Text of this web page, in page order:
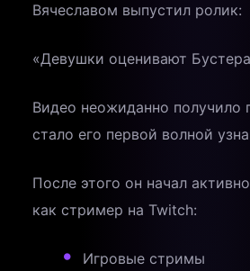
Вячеславом выпустил ролик:
«Девушки оценивают
Видео неожиданно получило
стало его первой волной
После этого он начал
как стример на Twitch:
Игровые стримы